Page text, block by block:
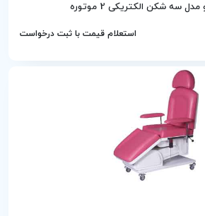
شکن الکتریکی 2 موتوره
استعلام قیمت با ثبت درخواست